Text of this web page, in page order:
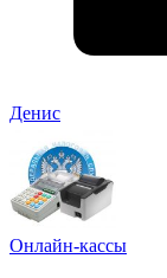
Денис
Онлайн-кассы